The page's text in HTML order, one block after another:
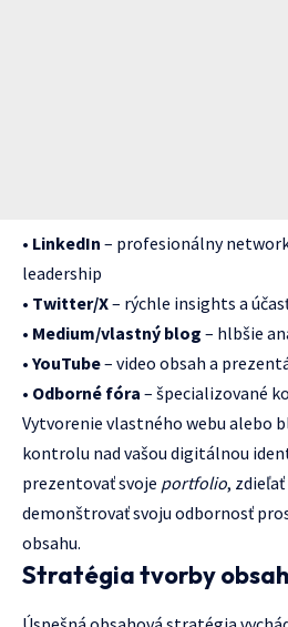
• LinkedIn – profesionálny
leadership
• Twitter/X– rýchle insights a
• Medium/vlastný blog – hlbšie
• YouTube– video obsah a
• Odborné fóra – špecializované
Vytvorenie vlastného webu alebo
kontrolu nad vašou digitálnou
prezentovať svoje portfolio, zdieľať
demonštrovať svoju odbornosť
obsahu.
Stratégia tvorby